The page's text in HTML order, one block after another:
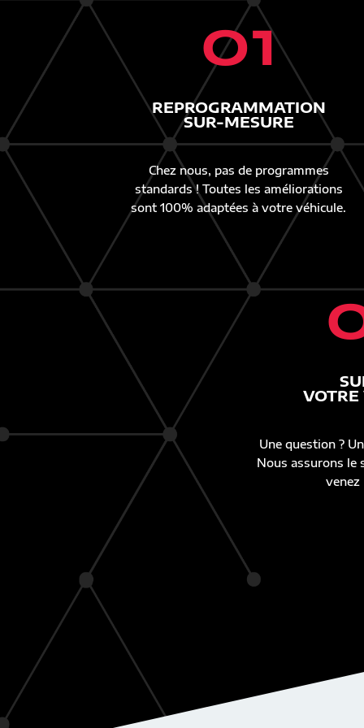
01
REPROGRAMMATION
SUR-MESURE
Chez nous, pas de programmes
standards ! Toutes les améliorations
sont 100% adaptées à votre véhicule.
Une question ?
Nous assurons le
venez